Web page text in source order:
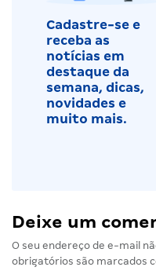
Cadastre-se e
receba as
notícias em
destaque da
semana, dicas,
novidades e
muito mais.
Deixe um
O seu endereço de e-mail
obrigatórios são marcados